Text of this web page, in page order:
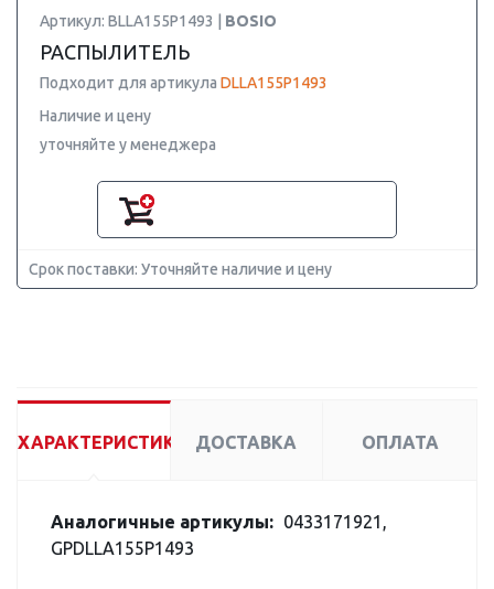
Артикул: BLLA155P1493 | BOSIO
РАСПЫЛИТЕЛЬ
Подходит для артикула DLLA155P1493
Наличие и цену
уточняйте у менеджера
Срок поставки: Уточняйте наличие и цену
ХАРАКТЕРИСТИКИ ДОСТАВКА ОПЛАТА
Аналогичные артикулы: 0433171921,
GPDLLA155P1493